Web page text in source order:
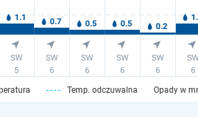
Temp. odczuwalna Opady w